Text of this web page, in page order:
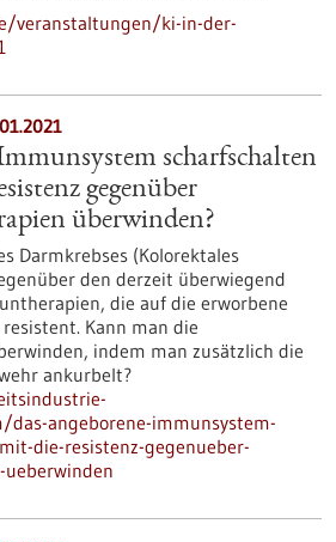
veranstaltungen/ki-in-der-
scharfschalten
gegenüber
überwinden?
Darmkrebses (Kolorektales
den derzeit überwiegend
die auf die erworbene
Kann man die
indem man zusätzlich die
ankurbelt?
angeborene-immunsystem-
die-resistenz-gegenueber-